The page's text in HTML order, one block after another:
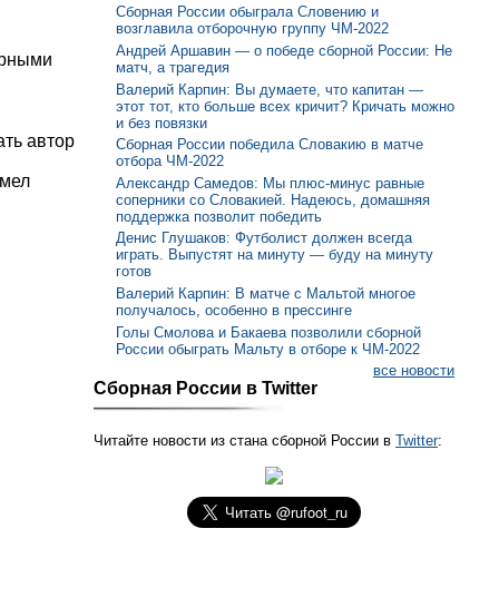
автор
Сборная России обыграла Словению и
возглавила отборочную группу ЧМ-2022
Андрей Аршавин — о победе сборной России: Не
матч, а трагедия
Валерий Карпин: Вы думаете, что капитан —
этот тот, кто больше всех кричит? Кричать можно
и без повязки
Сборная России победила Словакию в матче
отбора ЧМ-2022
Александр Самедов: Мы плюс-минус равные
соперники со Словакией. Надеюсь, домашняя
поддержка позволит победить
Денис Глушаков: Футболист должен всегда
играть. Выпустят на минуту — буду на минуту
готов
Валерий Карпин: В матче с Мальтой многое
получалось, особенно в прессинге
Голы Смолова и Бакаева позволили сборной
России обыграть Мальту в отборе к ЧМ-2022
все новости
Сборная России в Twitter
Читайте новости из стана сборной России в Twitter: